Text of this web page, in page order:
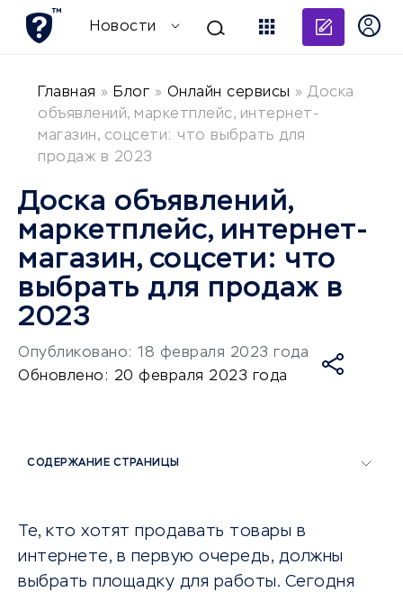
Новости
Главная » Блог » Онлайн сервисы » Доска
объявлений, маркетплейс, интернет-
магазин, соцсети: что выбрать для
продаж в 2023
Доска объявлений,
маркетплейс, интернет-
магазин, соцсети: что
выбрать для продаж в
2023
Опубликовано: 18 февраля 2023 года
Обновлено: 20 февраля 2023 года
СОДЕРЖАНИЕ СТРАНИЦЫ
Те, кто хотят продавать товары в
интернете, в первую очередь, должны
выбрать площадку для работы. Сегодня